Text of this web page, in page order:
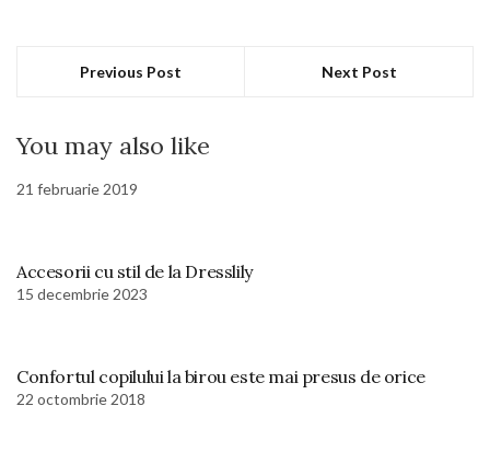
Previous Post Next Post
You may also like
21 februarie 2019
Accesorii cu stil de la Dresslily
15 decembrie 2023
Confortul copilului la birou este mai presus de orice
22 octombrie 2018